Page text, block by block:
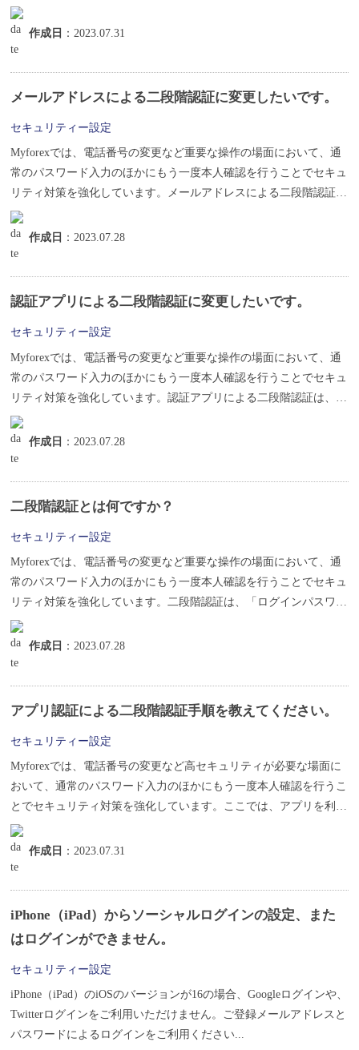
ワー...
作成日 ：2023.07.31
メールアドレスによる二段階認証に変更したいです。
セキュリティー設定
Myforexでは、電話番号の変更など重要な操作の場面において、通
常のパスワード入力のほかにもう一度本人確認を行うことでセキュ
リティ対策を強化しています。メールアドレスによる二段階認証
は、ス...
作成日 ：2023.07.28
認証アプリによる二段階認証に変更したいです。
セキュリティー設定
Myforexでは、電話番号の変更など重要な操作の場面において、通
常のパスワード入力のほかにもう一度本人確認を行うことでセキュ
リティ対策を強化しています。認証アプリによる二段階認証は、認
証ア...
作成日 ：2023.07.28
二段階認証とは何ですか？
セキュリティー設定
Myforexでは、電話番号の変更など重要な操作の場面において、通
常のパスワード入力のほかにもう一度本人確認を行うことでセキュ
リティ対策を強化しています。二段階認証は、「ログインパスワー
ド認...
作成日 ：2023.07.28
アプリ認証による二段階認証手順を教えてください。
セキュリティー設定
Myforexでは、電話番号の変更など高セキュリティが必要な場面に
おいて、通常のパスワード入力のほかにもう一度本人確認を行うこ
とでセキュリティ対策を強化しています。ここでは、アプリを利用
しセ...
作成日 ：2023.07.31
iPhone（iPad）からソーシャルログインの設定、また
はログインができません。
セキュリティー設定
iPhone（iPad）のiOSのバージョンが16の場合、Googleログインや、
Twitterログインをご利用いただけません。ご登録メールアドレスと
パスワードによるログインをご利用ください...